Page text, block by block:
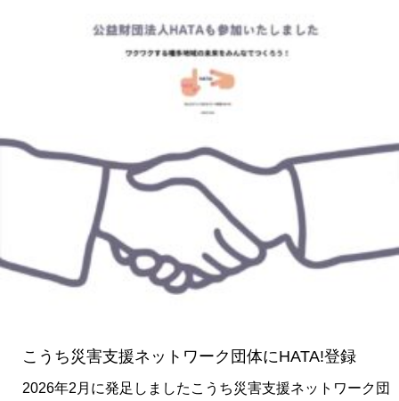
こうち災害支援ネットワーク団体にHATA!登録
2026年2月に発足しましたこうち災害支援ネットワーク団
ワ
に
録